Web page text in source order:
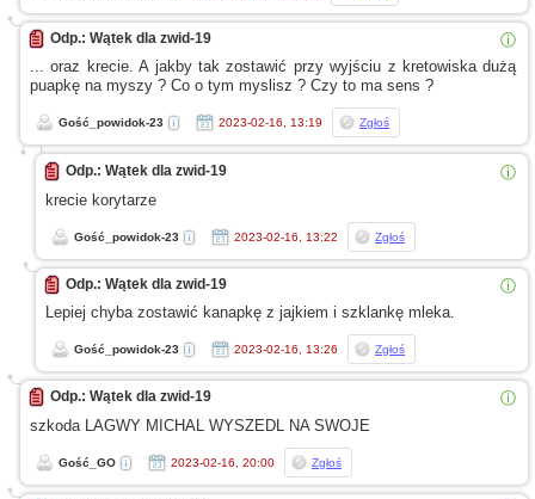
ⓘ
Odp.: Wątek dla zwid-19
... oraz krecie.A jakbytak zostawić przy wyjściu z kretowiskadużą
puapkę na myszy ? Coo tym myslisz ? Czy to ma sens ?
Gość_powidok-23 2023-02-16, 13:19 Zgłoś
ⓘ
Odp.: Wątek dla zwid-19
krecie korytarze
Gość_powidok-23 2023-02-16, 13:22 Zgłoś
ⓘ
Odp.: Wątek dla zwid-19
Lepiej chyba zostawić kanapkęz jajkiem i szklankę mleka.
Gość_powidok-23 2023-02-16, 13:26 Zgłoś
ⓘ
Odp.: Wątek dla zwid-19
szkoda LAGWY MICHAL WYSZEDL NA SWOJE
Gość_GO 2023-02-16, 20:00 Zgłoś